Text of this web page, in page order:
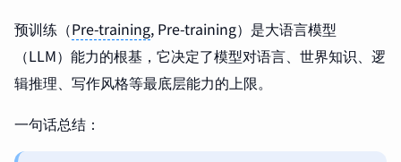
预训练（Pre-training, Pre-training）是大语言模型
（LLM）能力的根基，它决定了模型对语言、世界知识、逻
辑推理、写作风格等最底层能力的上限。
一句话总结：